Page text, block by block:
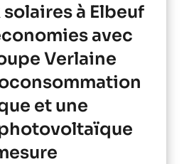
solaires à Elbeuf
avec
Verlaine
et une